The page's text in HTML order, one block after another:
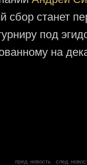
сбор станет
под
на
пред. новость
след.